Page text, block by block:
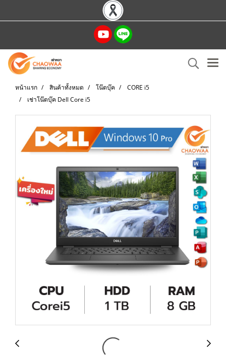
หน้าแรก สินค้าทั้งหมด โน๊ตบุ๊ค
CORE i5
เช่าโน๊ตบุ๊ค Dell Core i5